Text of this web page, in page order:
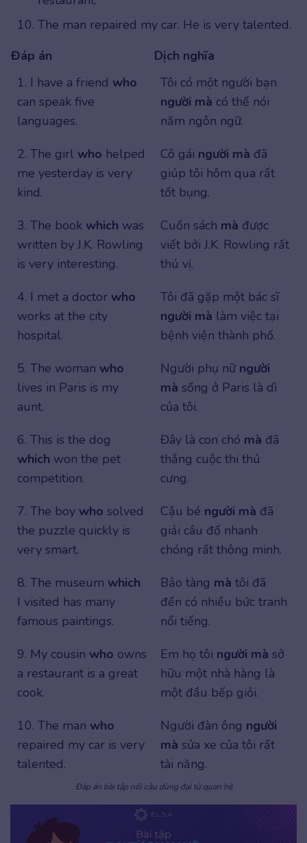
The man repaired my car. He is very talented.
Đáp án
Dịch nghĩa
1. I have a friend who
can speak five
languages.
Tôi có một người bạn
người mà có thể nói
năm ngôn ngữ.
2. The girl who helped
me yesterday is very
kind.
Cô gái người mà đã
giúp tôi hôm qua rất
tốt bụng.
3. The book which was
written by J.K. Rowling
is very interesting.
Cuốn sách mà được
viết bởi J.K. Rowling rất
thú vị.
4. I met a doctor who
works at the city
hospital.
Tôi đã gặp một bác sĩ
người mà làm việc tại
bệnh viện thành phố.
5. The woman who
lives in Paris is my
aunt.
Người phụ nữ người
mà sống ở Paris là dì
của tôi.
6. This is the dog
which won the pet
competition.
Đây là con chó mà đã
thắng cuộc thi thú
cưng.
7. The boy who solved
the puzzle quickly is
very smart.
Cậu bé người mà đã
giải câu đố nhanh
chóng rất thông minh.
8. The museum which
I visited has many
famous paintings.
Bảo tàng mà tôi đã
đến có nhiều bức tranh
nổi tiếng.
9. My cousin who owns
a restaurant is a great
cook.
Em họ tôi người mà sở
hữu một nhà hàng là
một đầu bếp giỏi.
10. The man who
repaired my car is very
talented.
Người đàn ông người
mà sửa xe của tôi rất
tài năng.
Đáp án bài tập nối câu dùng đại từ quan hệ